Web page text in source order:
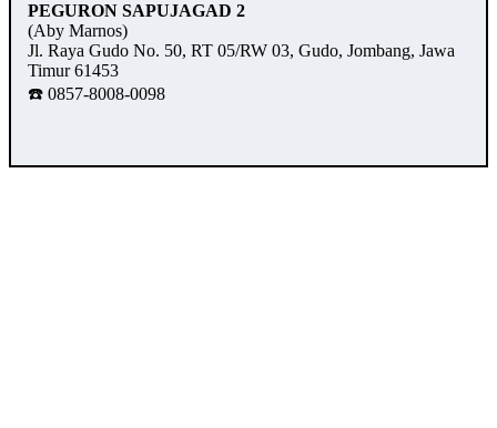
PEGURON SAPUJAGAD 2
(Aby Marnos)
Jl. Raya Gudo No. 50, RT 05/RW 03, Gudo, Jombang, Jawa
Timur 61453
☎️ 0857-8008-0098